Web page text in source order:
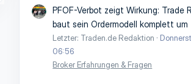
PFOF-Verbot zeigt Wirkung: Trade
baut sein Ordermodell komplett um
Letzter: Traden.de Redaktion
06:56
Broker Erfahrungen & Fragen